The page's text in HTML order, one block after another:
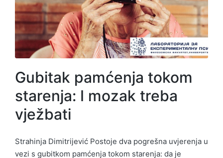
Gubitak pamćenja tokom
starenja: I mozak treba
vježbati
Strahinja Dimitrijević Postoje dva pogrešna uvjerenja u
vezi s gubitkom pamćenja tokom starenja: da je